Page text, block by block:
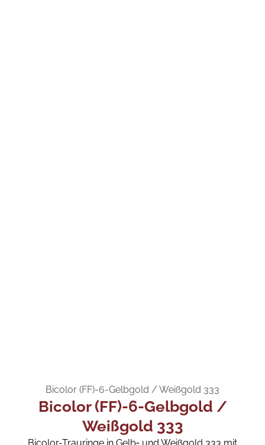
Bicolor (FF)-6-Gelbgold / Weißgold 333
Bicolor (FF)-6-Gelbgold /
Weißgold 333
Bicolor-Trauringe in Gelb‑ und Weißgold 333 mit